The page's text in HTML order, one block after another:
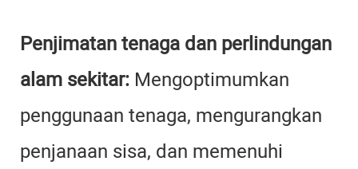
Penjimatan tenaga dan perlindungan
alam sekitar: Mengoptimumkan
penggunaan tenaga, mengurangkan
penjanaan sisa, dan memenuhi